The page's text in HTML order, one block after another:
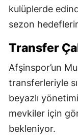
kulüplerde
sezon
Transfer
Afşinspor’un
transferleriyle
beyazlı
mevkiler için
bekleniyor.